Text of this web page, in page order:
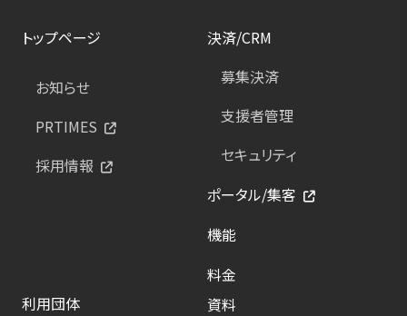
トップページ
お知らせ
PRTIMES
採用情報
決済/CRM
募集決済
支援者管理
セキュリティ
ポータル/集客
機能
料金
利用団体
資料